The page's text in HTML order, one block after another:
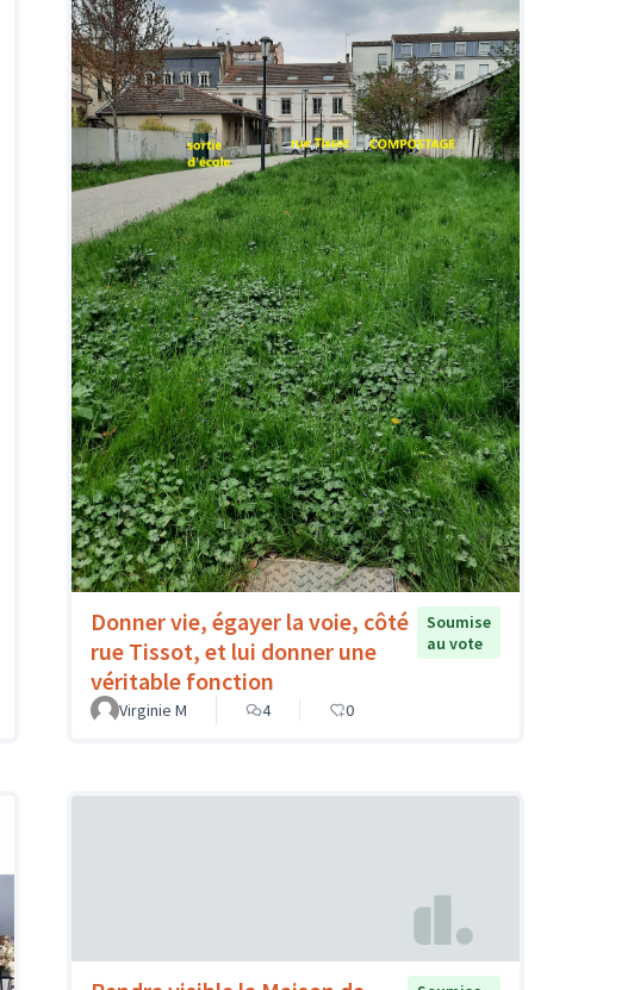
Donner vie, égayer la voie, côté
rue Tissot, et lui donner une
véritable fonction
Soumise
au vote
Virginie M 4 0